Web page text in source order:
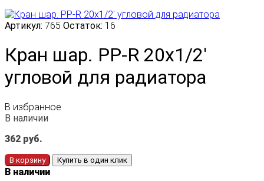
Артикул: 765 Остаток: 16
Кран шар. PP-R 20х1/2'
угловой для радиатора
В избранное
В наличии
362 руб.
В корзину Купить в один клик
В наличии